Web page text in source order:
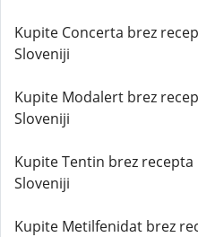
Kupite Concerta brez
Sloveniji
Kupite Modalert brez
Sloveniji
Kupite Tentin brez
Sloveniji
Kupite Metilfenidat brez